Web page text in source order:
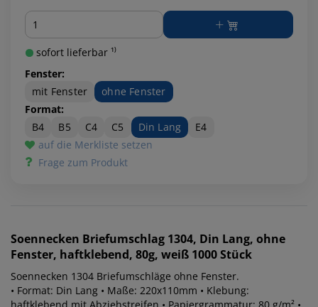
Menge
sofort lieferbar ¹⁾
Fenster:
mit Fenster
ohne Fenster
Format:
B4
B5 C4 C5 Din Lang
E4
auf die Merkliste setzen
Frage zum Produkt
Soennecken Briefumschlag 1304, Din Lang, ohne
Fenster, haftklebend, 80g, weiß 1000 Stück
Soennecken 1304 Briefumschläge ohne Fenster.
• Format: Din Lang • Maße: 220x110mm • Klebung: